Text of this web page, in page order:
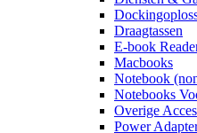
Draagtassen
E-book
Macbooks
Notebook
Notebooks
Overige
Power